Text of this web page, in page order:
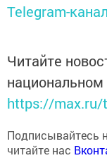
Telegram-
Читайте
https://max.ru/
Подписывайтесь
читайте нас